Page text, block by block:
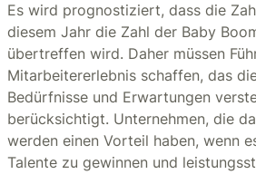
Es wird prognostiziert, dass die
diesem Jahr die Zahl der Baby
übertreffen wird. Daher müssen
Mitarbeitererlebnis schaffen, das
Bedürfnisse und Erwartungen
berücksichtigt. Unternehmen, die
werden einen Vorteil haben, wenn
Talente zu gewinnen und